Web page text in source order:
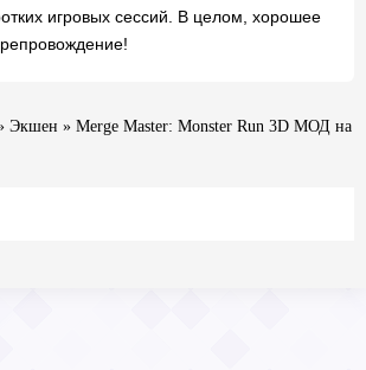
игровых сессий. В целом, хорошее
Экшен » Merge Master: Monster Run 3D МОД на